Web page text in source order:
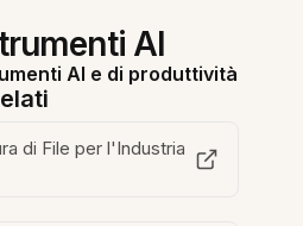
AI
AI e di produttività
di File per l'Industria